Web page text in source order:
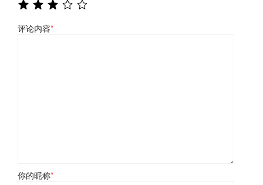
评论内容*
你的昵称*